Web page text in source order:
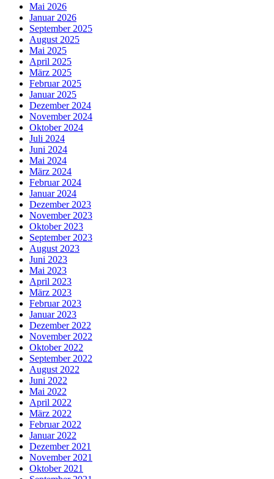
Mai 2026
Januar 2026
September 2025
August 2025
Mai 2025
April 2025
März 2025
Februar 2025
Januar 2025
Dezember 2024
November 2024
Oktober 2024
Juli 2024
Juni 2024
Mai 2024
März 2024
Februar 2024
Januar 2024
Dezember 2023
November 2023
Oktober 2023
September 2023
August 2023
Juni 2023
Mai 2023
April 2023
März 2023
Februar 2023
Januar 2023
Dezember 2022
November 2022
Oktober 2022
September 2022
August 2022
Juni 2022
Mai 2022
April 2022
März 2022
Februar 2022
Januar 2022
Dezember 2021
November 2021
Oktober 2021